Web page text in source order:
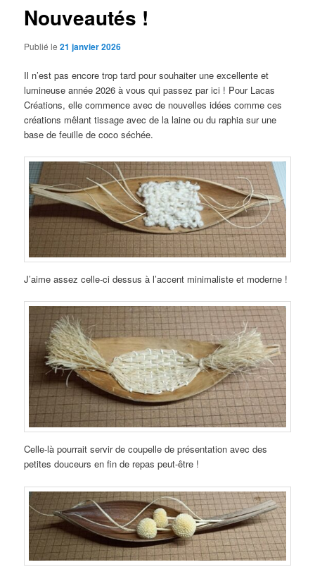
Nouveautés !
Publié le21 janvier 2026
Il n’est pas encore trop tard pour souhaiter une excellente et
lumineuse année 2026 à vous qui passez par ici ! Pour Lacas
Créations, elle commence avec de nouvelles idées comme ces
créations mêlant tissage avec de la laine ou du raphia sur une
base de feuille de coco séchée.
J’aime assez celle-ci dessus à l’accent minimaliste et moderne !
Celle-là pourrait servir de coupelle de présentation avec des
petites douceurs en fin de repas peut-être !